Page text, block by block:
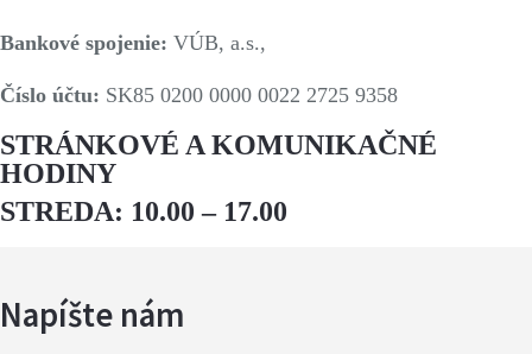
Bankové spojenie: VÚB, a.s.,
Číslo účtu: SK85 0200 0000 0022 2725 9358
STRÁNKOVÉ A KOMUNIKAČNÉ
HODINY
STREDA: 10.00 – 17.00
Napíšte nám